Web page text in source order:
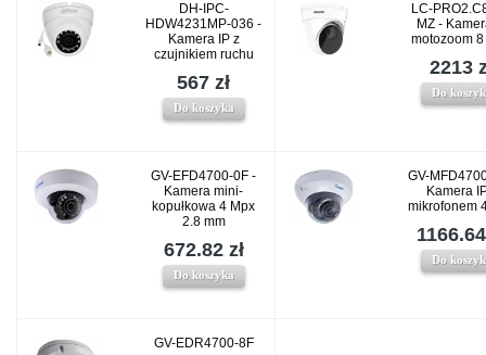
DH-IPC-
HDW4231MP-036 -
Kamera IP z
czujnikiem ruchu
567 zł
Do koszyka
LC-
MZ -
motozoom
2213
Do
GV-EFD4700-0F -
Kamera mini-
kopułkowa 4 Mpx
2.8 mm
672.82 zł
Do koszyka
GV-
Kamera
mikrofonem
Do
GV-EDR4700-8F